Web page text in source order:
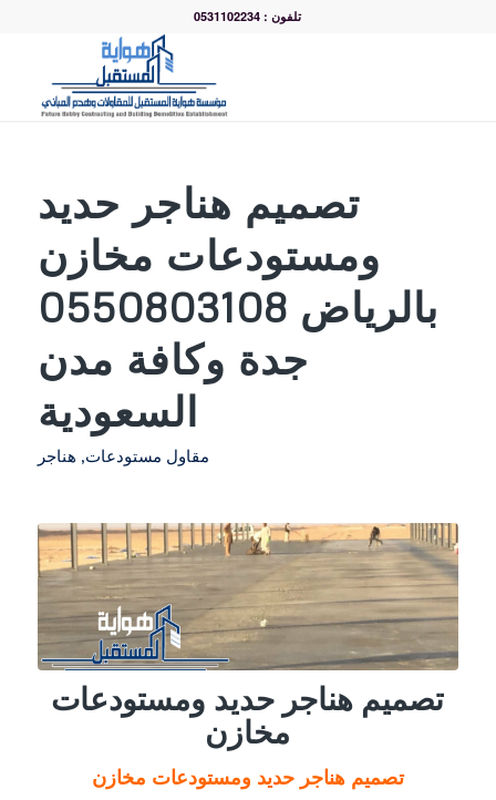
تلفون : 0531102234
تصميم هناجر حديد
ومستودعات مخازن
بالرياض 0550803108
جدة وكافة مدن
السعودية
مقاول مستودعات, هناجر
تصميم هناجر حديد ومستودعات
مخازن
تصميم هناجر حديد ومستودعات مخازن